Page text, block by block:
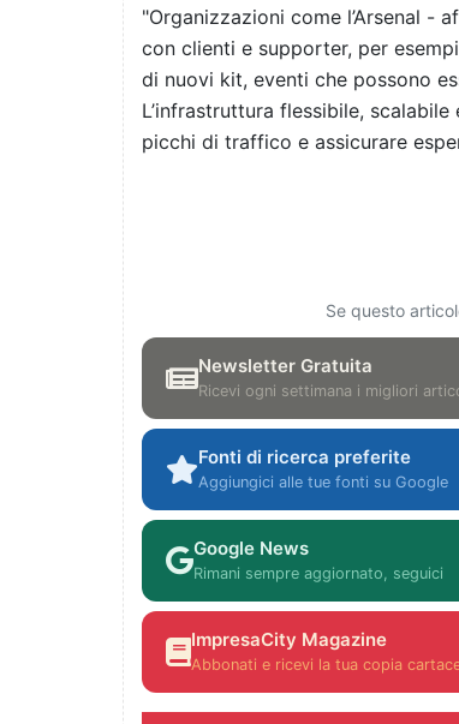
"Organizzazioni come l’Arsenal -
con clienti e supporter, per
di nuovi kit, eventi che possono
L’infrastruttura flessibile,
picchi di traffico e assicurare
Se questo
Newsletter Gratuita
Ricevi ogni settimana i migliori
Fonti di ricerca preferite
Aggiungici alle tue fonti su Google
Google News
Rimani sempre aggiornato, seguici
ImpresaCity Magazine
Abbonati e ricevi la tua copia